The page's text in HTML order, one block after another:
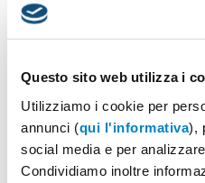
Questo sito web utilizza i
Utilizziamo i cookie per
annunci (qui l'informativa),
social media e per
Condividiamo inoltre
PREVENTIVO &
Potrai indicare
taglie
Seleziona il